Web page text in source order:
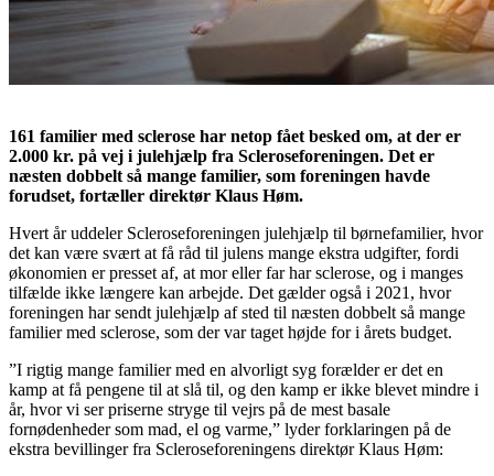
161 familier med sclerose har netop fået besked om, at der er
2.000 kr. på vej i julehjælp fra Scleroseforeningen. Det er
næsten dobbelt så mange familier, som foreningen havde
forudset, fortæller direktør Klaus Høm.
Hvert år uddeler Scleroseforeningen julehjælp til børnefamilier, hvor
det kan være svært at få råd til julens mange ekstra udgifter, fordi
økonomien er presset af, at mor eller far har sclerose, og i manges
tilfælde ikke længere kan arbejde. Det gælder også i 2021, hvor
foreningen har sendt julehjælp af sted til næsten dobbelt så mange
familier med sclerose, som der var taget højde for i årets budget.
”I rigtig mange familier med en alvorligt syg forælder er det en
kamp at få pengene til at slå til, og den kamp er ikke blevet mindre i
år, hvor vi ser priserne stryge til vejrs på de mest basale
fornødenheder som mad, el og varme,” lyder forklaringen på de
ekstra bevillinger fra Scleroseforeningens direktør Klaus Høm: